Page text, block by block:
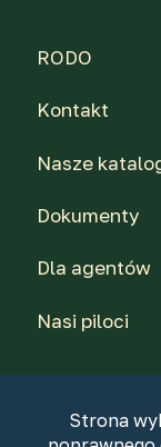
RODO
Kontakt
Nasze
Dokumenty
Dla agentów
Nasi piloci